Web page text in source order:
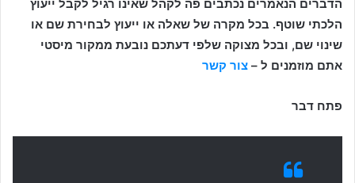
הדברים הנאמרים נכתבים פה לקהל שאינו רגיל לקבל ייעוץ
הלכתי שוטף. בכל מקרה של שאלה או ייעוץ לבחירת שם או
שינוי שם, ובכל מצוקה שלפי דעתכם נובעת ממקור מיסטי
אתם מוזמנים ל – צור קשר
פתח דבר